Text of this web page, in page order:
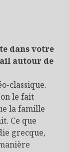
dans votre
autour de
classique.
le fait
la famille
Ce que
grecque,